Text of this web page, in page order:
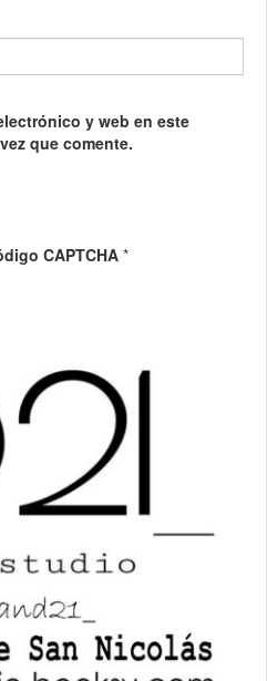
y web en este
que comente.
CAPTCHA *